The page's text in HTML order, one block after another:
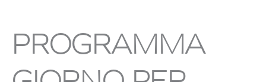
PROGRAMMA